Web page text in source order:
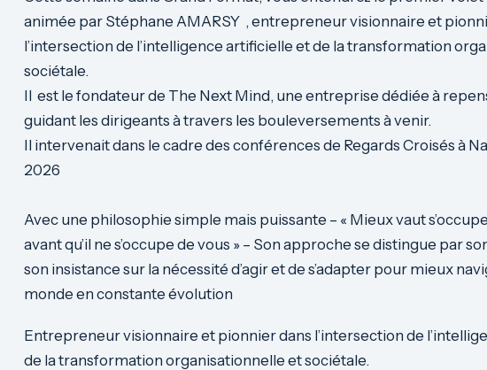
animée par Stéphane AMARSY , entrepreneur visionnaire et
l’intersection de l’intelligence artificielle et de la transformation
sociétale.
Il est le fondateur de The Next Mind, une entreprise dédiée à
guidant les dirigeants à travers les bouleversements à venir.
Il intervenait dans le cadre des conférences de Regards Croisés à
2026
Avec une philosophie simple mais puissante – « Mieux vaut
avant qu’il ne s’occupe de vous » – Son approche se distingue par
son insistance sur la nécessité d’agir et de s’adapter pour mieux
monde en constante évolution
Entrepreneur visionnaire et pionnier dans l’intersection de
de la transformation organisationnelle et sociétale.